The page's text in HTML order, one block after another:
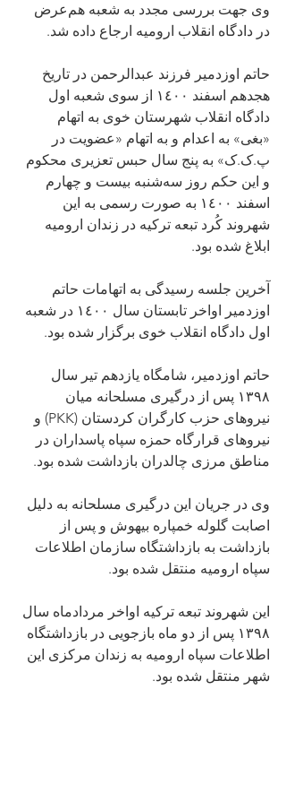
وی جهت بررسی مجدد به شعبه هم‌عرض
در دادگاه انقلاب ارومیه ارجاع داده شد.
حاتم اوزدمیر فرزند عبدالرحمن در تاریخ
هجدهم اسفند ١٤٠٠ از سوی شعبه اول
دادگاه انقلاب شهرستان خوی به اتهام
«بغی» به اعدام و به اتهام «عضویت در
پ.ک.ک» به پنج سال حبس تعزیری محکوم
و این حکم روز سه‌شنبه بیست و چهارم
اسفند ١٤٠٠ به صورت رسمی به این
شهروند کُرد تبعه ترکیه در زندان ارومیه
ابلاغ شده بود.
آخرین جلسه رسیدگی به اتهامات حاتم
اوزدمیر اواخر تابستان سال ١٤٠٠ در شعبه
اول دادگاه انقلاب خوی برگزار شده بود.
حاتم اوزدمیر، شامگاه یازدهم تیر سال
١٣٩٨ پس از درگیری مسلحانه میان
نیروهای حزب کارگران کردستان (PKK) و
نیروهای قرارگاه حمزه سپاه پاسداران در
مناطق مرزی چالدران بازداشت شده بود.
وی در جریان این درگیری مسلحانه به دلیل
اصابت گلوله خمپاره بیهوش و پس از
بازداشت به بازداشتگاه سازمان اطلاعات
سپاه ارومیه منتقل شده بود.
این شهروند تبعه ترکیه اواخر مردادماه سال
١٣٩٨ پس از دو ماه بازجویی در بازداشتگاه
اطلاعات سپاه ارومیه به زندان مرکزی این
شهر منتقل شده بود.